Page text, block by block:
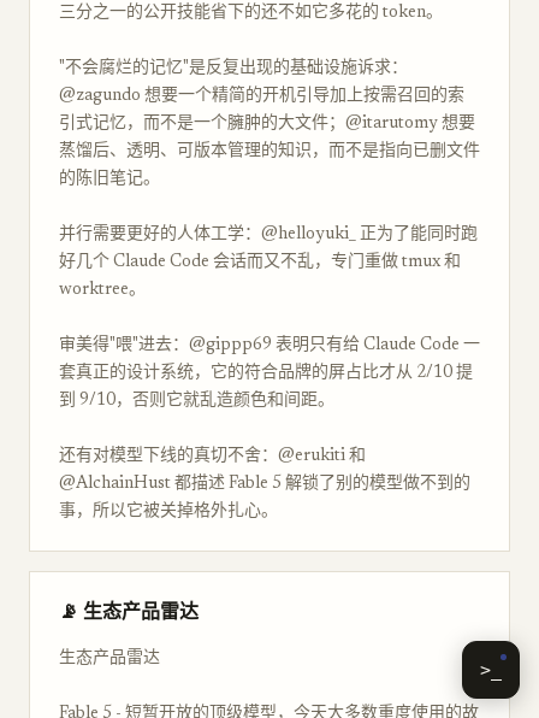
三分之一的公开技能省下的还不如它多花的 token。
"不会腐烂的记忆"是反复出现的基础设施诉求：
@zagundo 想要一个精简的开机引导加上按需召回的索
引式记忆，而不是一个臃肿的大文件；@itarutomy 想要
蒸馏后、透明、可版本管理的知识，而不是指向已删文件
的陈旧笔记。
并行需要更好的人体工学：@helloyuki_ 正为了能同时跑
好几个 Claude Code 会话而又不乱，专门重做 tmux 和
worktree。
审美得"喂"进去：@gippp69 表明只有给 Claude Code 一
套真正的设计系统，它的符合品牌的屏占比才从 2/10 提
到 9/10，否则它就乱造颜色和间距。
还有对模型下线的真切不舍：@erukiti 和
@AlchainHust 都描述 Fable 5 解锁了别的模型做不到的
事，所以它被关掉格外扎心。
📡 生态产品雷达
生态产品雷达
Fable 5 - 短暂开放的顶级模型，今天大多数重度使用的故
>_